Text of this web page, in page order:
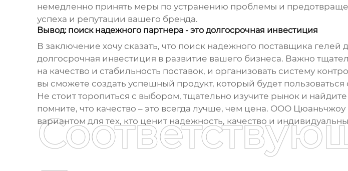
немедленно принять меры по устранению проблемы и
успеха и репутации вашего бренда.
Вывод: поиск надежного партнера - это долгосрочная инвестиция
В заключение хочу сказать, что поиск надежного поставщика гелей
долгосрочная инвестиция в развитие вашего бизнеса. Важно
на качество и стабильность поставок, и организовать систему
вы сможете создать успешный продукт, который будет
Не стоит торопиться с выбором, тщательно изучите рынок и
помните, что качество – это всегда лучше, чем цена. ООО
вариантом для тех, кто ценит надежность, качество и